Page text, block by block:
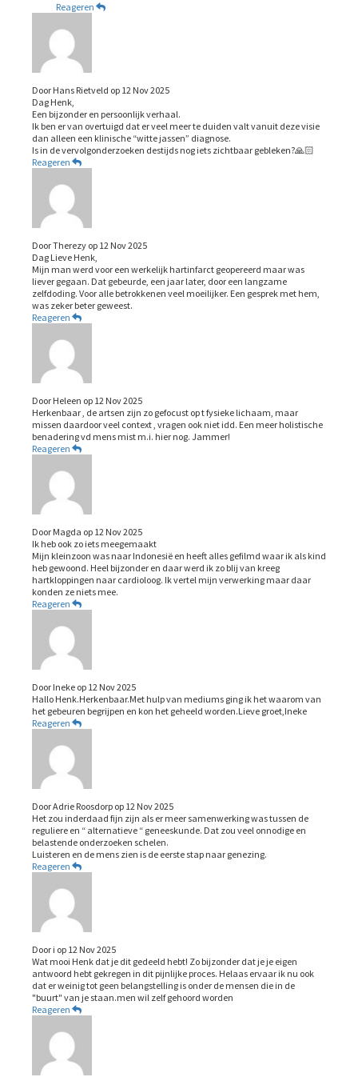
Reageren
Door Hans Rietveld op 12 Nov 2025
Dag Henk,
Een bijzonder en persoonlijk verhaal.
Ik ben er van overtuigd dat er veel meer te duiden valt vanuit deze visie
dan alleen een klinische “witte jassen” diagnose.
Is in de vervolgonderzoeken destijds nog iets zichtbaar gebleken?🙏🏻
Reageren
DoorTherezy op 12 Nov 2025
Dag Lieve Henk,
Mijn man werd voor een werkelijk hartinfarct geopereerd maar was
liever gegaan. Dat gebeurde, een jaar later, door een langzame
zelfdoding. Voor alle betrokkenen veel moeilijker. Een gesprek met hem,
was zeker beter geweest.
Reageren
Door Heleen op 12 Nov 2025
Herkenbaar , de artsen zijn zo gefocust op t fysieke lichaam, maar
missen daardoor veel context , vragen ook niet idd. Een meer holistische
benadering vd mens mist m.i. hier nog. Jammer!
Reageren
Door Magda op 12 Nov 2025
Ik heb ook zo iets meegemaakt
Mijn kleinzoon was naar Indonesië en heeft alles gefilmd waar ik als kind
heb gewoond. Heel bijzonder en daar werd ik zo blij van kreeg
hartkloppingen naar cardioloog. Ik vertel mijn verwerking maar daar
konden ze niets mee.
Reageren
Door Ineke op 12 Nov 2025
Hallo Henk.Herkenbaar.Met hulp van mediums ging ik het waarom van
het gebeuren begrijpen en kon het geheeld worden.Lieve groet,Ineke
Reageren
DoorAdrie Roosdorp op 12 Nov 2025
Het zou inderdaad fijn zijn als er meer samenwerking was tussen de
reguliere en “ alternatieve “ geneeskunde. Dat zou veel onnodige en
belastende onderzoeken schelen.
Luisteren en de mens zien is de eerste stap naar genezing.
Reageren
Door i op 12 Nov 2025
Wat mooi Henk dat je dit gedeeld hebt! Zo bijzonder dat je je eigen
antwoord hebt gekregen in dit pijnlijke proces. Helaas ervaar ik nu ook
dat er weinig tot geen belangstelling is onder de mensen die in de
"buurt" van je staan.men wil zelf gehoord worden
Reageren